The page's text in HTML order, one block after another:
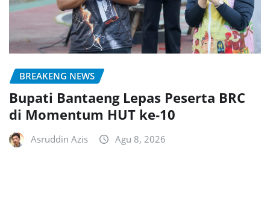
BREAKENG NEWS
Bupati Bantaeng Lepas Peserta BRC
di Momentum HUT ke-10
Asruddin Azis Agu 8, 2026